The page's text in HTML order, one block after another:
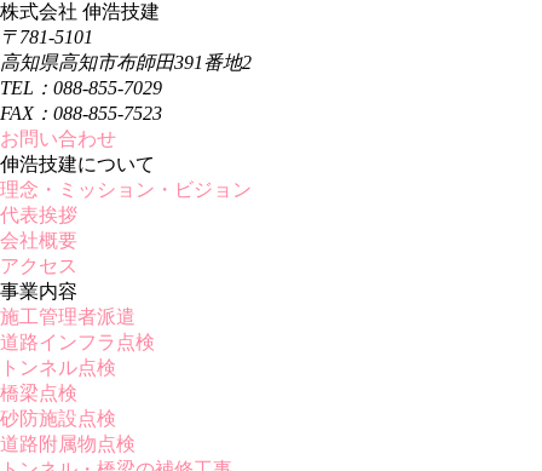
株式会社 伸浩技建
〒781-5101
高知県高知市布師田391番地2
TEL：088-855-7029
FAX：088-855-7523
お問い合わせ
伸浩技建について
理念・ミッション・ビジョン
代表挨拶
会社概要
アクセス
事業内容
施工管理者派遣
道路インフラ点検
トンネル点検
橋梁点検
砂防施設点検
道路附属物点検